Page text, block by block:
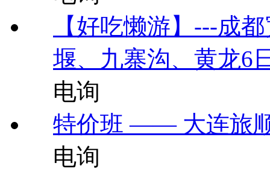
【好吃懒游】---成
堰、九寨沟、黄龙6
电询
特价班 —— 大连旅
电询